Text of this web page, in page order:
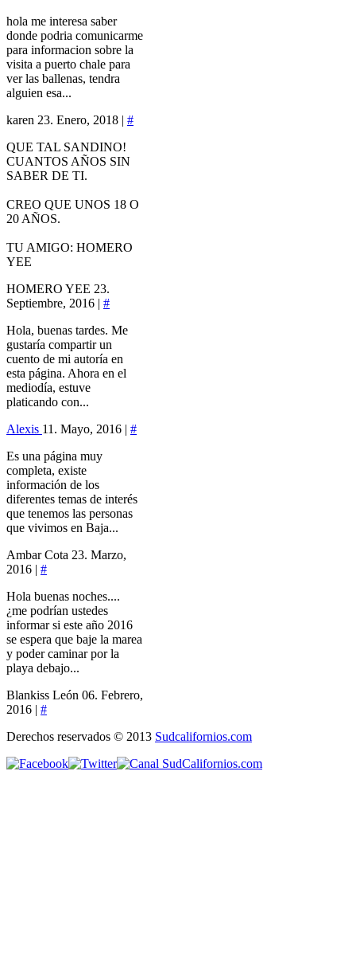
hola me interesa saber
donde podria comunicarme
para informacion sobre la
visita a puerto chale para
ver las ballenas, tendra
alguien esa...
karen 23. Enero, 2018 | #
QUE TAL SANDINO!
CUANTOS AÑOS SIN
SABER DE TI.
CREO QUE UNOS 18 O
20 AÑOS.
TU AMIGO: HOMERO
YEE
HOMERO YEE 23.
Septiembre, 2016 | #
Hola, buenas tardes. Me
gustaría compartir un
cuento de mi autoría en
esta página. Ahora en el
mediodía, estuve
platicando con...
Alexis 11. Mayo, 2016 | #
Es una página muy
completa, existe
información de los
diferentes temas de interés
que tenemos las personas
que vivimos en Baja...
Ambar Cota 23. Marzo,
2016 | #
Hola buenas noches....
¿me podrían ustedes
informar si este año 2016
se espera que baje la marea
y poder caminar por la
playa debajo...
Blankiss León 06. Febrero,
2016 | #
Derechos reservados © 2013 Sudcalifornios.com